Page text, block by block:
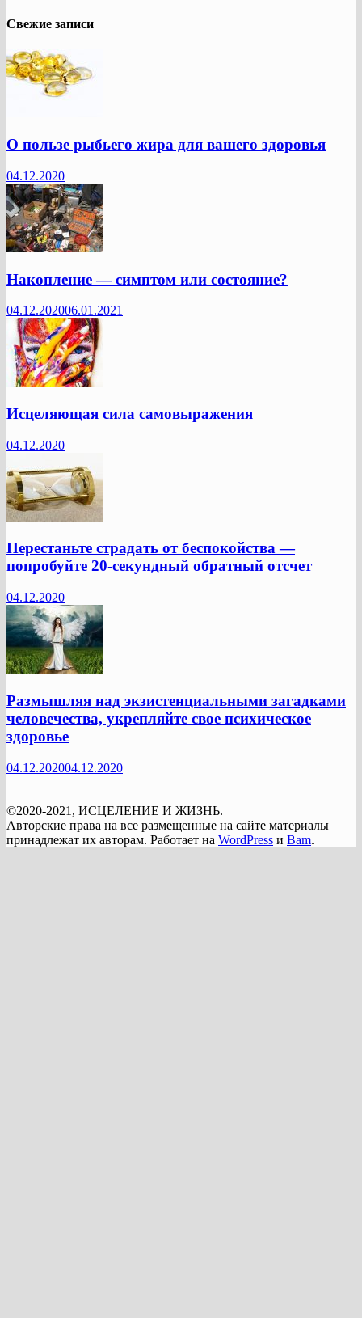
Свежие записи
О пользе рыбьего жира для вашего здоровья
04.12.2020
Накопление — симптом или состояние?
04.12.202006.01.2021
Исцеляющая сила самовыражения
04.12.2020
Перестаньте страдать от беспокойства —
попробуйте 20-секундный обратный отсчет
04.12.2020
Размышляя над экзистенциальными загадками
человечества, укрепляйте свое психическое
здоровье
04.12.202004.12.2020
©2020-2021, ИСЦЕЛЕНИЕ И ЖИЗНЬ.
Авторские права на все размещенные на сайте материалы
принадлежат их авторам. Работает на WordPress и Bam.